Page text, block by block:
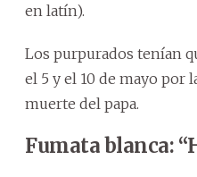
en latín).
Los purpurados tenían
el 5 y el 10 de mayo por
muerte del papa.
Fumata blanca: